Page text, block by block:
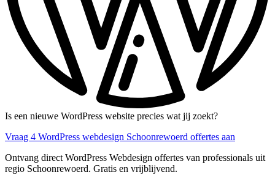
Is een nieuwe WordPress website precies wat jij zoekt?
Vraag 4 WordPress webdesign Schoonrewoerd offertes aan
Ontvang direct WordPress Webdesign offertes van professionals uit
regio Schoonrewoerd. Gratis en vrijblijvend.